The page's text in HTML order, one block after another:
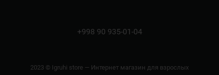
+998 90 935-01-04
2023 © Igruhi store — Интернет магазин для взрослых